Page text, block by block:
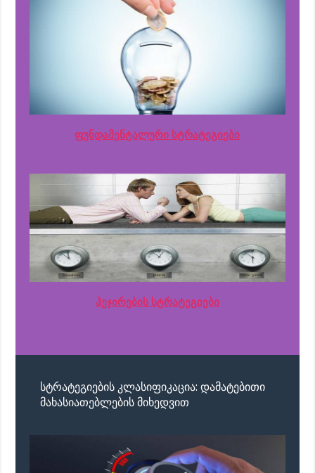
ფუნდამენტალური სტრატეგიები
ჰეჯირების სტრატეგიები
სტრატეგიების კლასიფიკაცია: დამატებითი
მახასიათებლების მიხედვით